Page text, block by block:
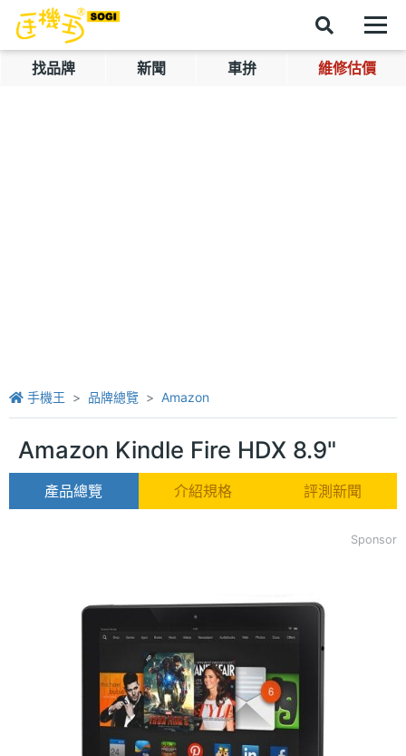
找品牌 新聞 車拚 維修估價
手機王 品牌總覽 Amazon
Amazon Kindle Fire HDX 8.9"
產品總覽 介紹規格 評測新聞
Sponsor